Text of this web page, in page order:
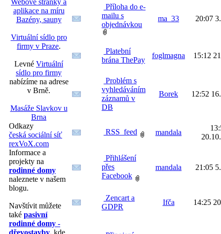
Webové stránky a
aplikace na míru
Bazény, sauny
Virtuální sídlo pro
firmy v Praze.
Levné Virtuální
sídlo pro firmy
nabízíme na adrese
v Brně.
Masáže Slavkov u
Brna
Odkazy
česká sociální síť
rexVoX.com
Informace a
projekty na
rodinné domy
naleznete v našem
blogu.
Navštívit můžete
také pasivní
rodinné domy -
dřevostavby, kde
Příloha do e-
mailu s
objednávkou
ma_33 20:07
Platební
brána ThePay
foglmagna 15:12
Problém s
vyhledáváním
záznamů v
DB
Borek 12:52
RSS_feed mandala
Přihlášení
přes
Facebook
mandala 21:05
Zencart a
GDPR
Ifča 14:25